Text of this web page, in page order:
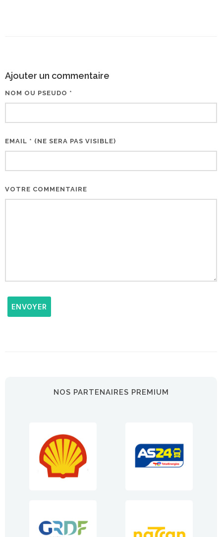
Ajouter un commentaire
NOM OU PSEUDO *
EMAIL * (NE SERA PAS VISIBLE)
VOTRE COMMENTAIRE
ENVOYER
NOS PARTENAIRES PREMIUM